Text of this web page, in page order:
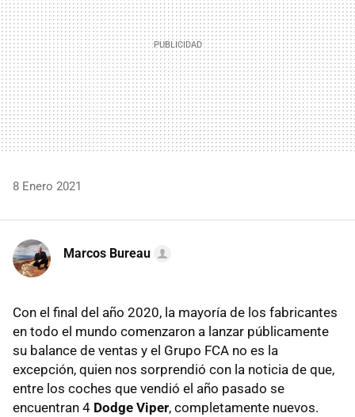
8 Enero 2021
Marcos Bureau
Con el final del año 2020, la mayoría de los fabricantes
en todo el mundo comenzaron a lanzar públicamente
su balance de ventas y el Grupo FCA no es la
excepción, quien nos sorprendió con la noticia de que,
entre los coches que vendió el año pasado se
encuentran 4 Dodge Viper, completamente nuevos.